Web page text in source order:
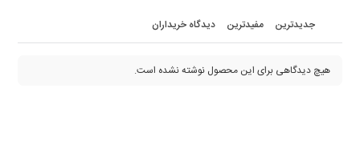
جدیدترین مفیدترین دیدگاه خریداران
هیچ دیدگاهی برای این محصول نوشته نشده است.